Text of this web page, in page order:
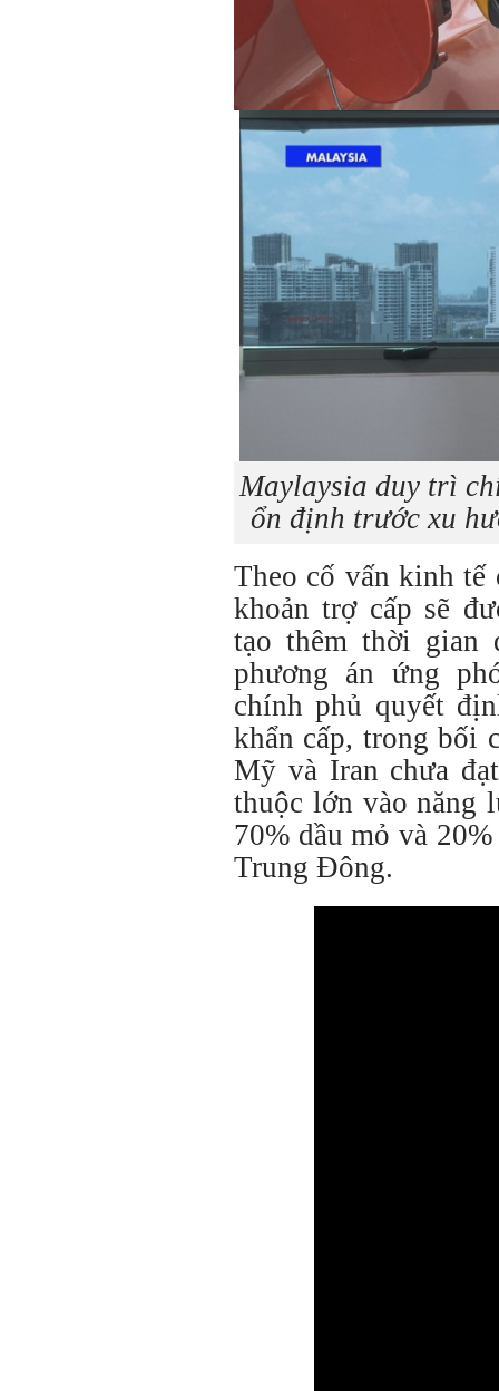
Maylaysia duy trì
ổn định trước xu
Theo cố vấn kinh tế
khoản trợ cấp sẽ
tạo thêm thời gian
phương án ứng
chính phủ quyết
khẩn cấp, trong bối
Mỹ và Iran chưa
thuộc lớn vào năng
70% dầu mỏ và
Trung Đông.